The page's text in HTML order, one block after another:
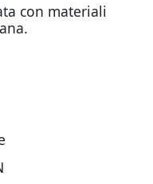
con materiali